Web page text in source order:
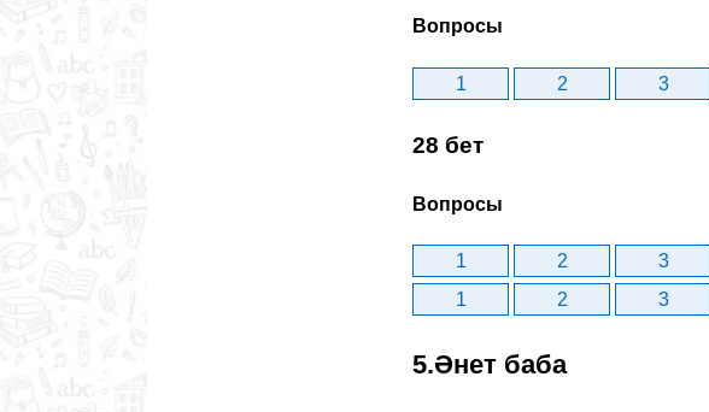
Вопросы
1 2 3
28 бет
Вопросы
1 2 3
1
2 3
5.Әнет баба